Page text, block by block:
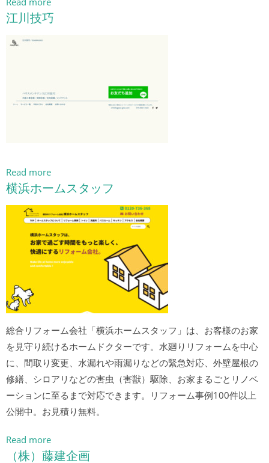
江川技巧
Read more
横浜ホームスタッフ
総合リフォーム会社「横浜ホームスタッフ」は、お客様のお家
を見守り続けるホームドクターです。水廻りリフォームを中心
に、間取り変更、水漏れや雨漏りなどの緊急対応、外壁屋根の
修繕、シロアリなどの害虫（害獣）駆除、お家まるごとリノベ
ーションに至るまで対応できます。リフォーム事例100件以上
公開中。お見積り無料。
Read more
（株）藤建企画